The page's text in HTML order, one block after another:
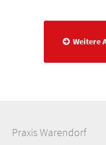
Weitere
Praxis Warendorf